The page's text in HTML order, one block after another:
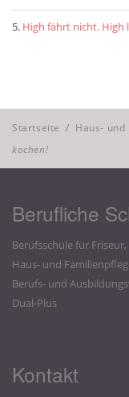
High fährt nicht. High
Startseite / Haus-
kochen!
Berufliche
Berufsschule für
Haus- und
Berufs- und
Dual-Plus
Kontakt